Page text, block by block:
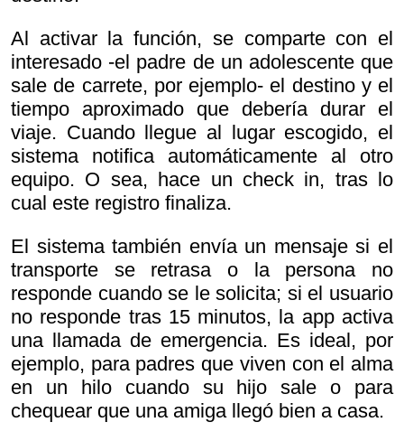
Al activar la función, se comparte con el
interesado -el padre de un adolescente que
sale de carrete, por ejemplo- el destino y el
tiempo aproximado que debería durar el
viaje. Cuando llegue al lugar escogido, el
sistema notifica automáticamente al otro
equipo. O sea, hace un check in, tras lo
cual este registro finaliza.
El sistema también envía un mensaje si el
transporte se retrasa o la persona no
responde cuando se le solicita; si el usuario
no responde tras 15 minutos, la app activa
una llamada de emergencia. Es ideal, por
ejemplo, para padres que viven con el alma
en un hilo cuando su hijo sale o para
chequear que una amiga llegó bien a casa.